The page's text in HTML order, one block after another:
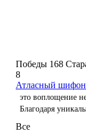
Победы 168
8
Атласный
это воплощение
Благодаря
Все